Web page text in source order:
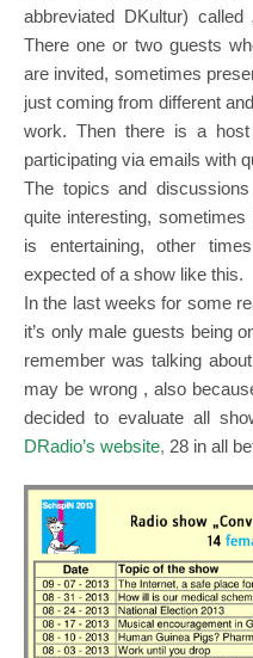
abbreviated DKultur) called
There one or two guests
are invited, sometimes
just coming from different
work. Then there is a
participating via emails with
The topics and
quite interesting,
is entertaining, other
expected of a show like this.
In the last weeks for some
it’s only male guests being
remember was talking
may be wrong , also
decided to evaluate all
DRadio’s website, 28 in all